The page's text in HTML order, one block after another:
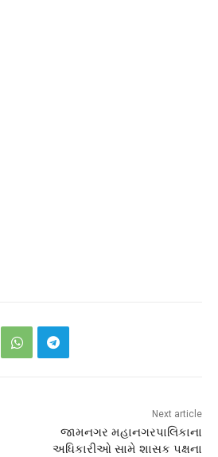
Next article
જામનગર મહાનગરપાલિકાના
અધિકારીઓ સામે શાસક પક્ષના